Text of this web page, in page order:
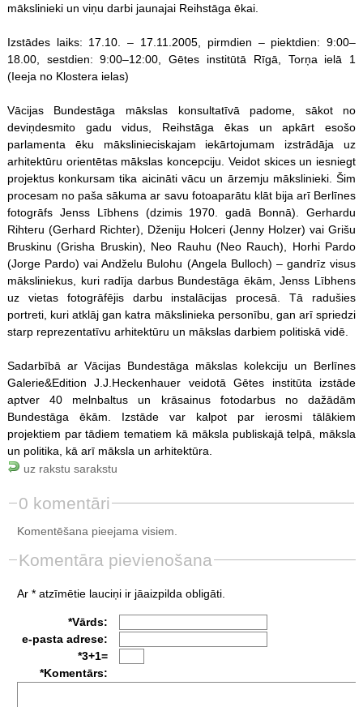
mākslinieki un viņu darbi jaunajai Reihstāga ēkai.
Izstādes laiks: 17.10. – 17.11.2005, pirmdien – piektdien: 9:00–
18.00, sestdien: 9:00–12:00, Gētes institūtā Rīgā, Torņa ielā 1
(Ieeja no Klostera ielas)
Vācijas Bundestāga mākslas konsultatīvā padome, sākot no
deviņdesmito gadu vidus, Reihstāga ēkas un apkārt esošo
parlamenta ēku mākslinieciskajam iekārtojumam izstrādāja uz
arhitektūru orientētas mākslas koncepciju. Veidot skices un iesniegt
projektus konkursam tika aicināti vācu un ārzemju mākslinieki. Šim
procesam no paša sākuma ar savu fotoaparātu klāt bija arī Berlīnes
fotogrāfs Jenss Lībhens (dzimis 1970. gadā Bonnā). Gerhardu
Rihteru (Gerhard Richter), Dženiju Holceri (Jenny Holzer) vai Grišu
Bruskinu (Grisha Bruskin), Neo Rauhu (Neo Rauch), Horhi Pardo
(Jorge Pardo) vai Andželu Bulohu (Angela Bulloch) – gandrīz visus
māksliniekus, kuri radīja darbus Bundestāga ēkām, Jenss Lībhens
uz vietas fotogrāfējis darbu instalācijas procesā. Tā radušies
portreti, kuri atklāj gan katra mākslinieka personību, gan arī spriedzi
starp reprezentatīvu arhitektūru un mākslas darbiem politiskā vidē.
Sadarbībā ar Vācijas Bundestāga mākslas kolekciju un Berlīnes
Galerie&Edition J.J.Heckenhauer veidotā Gētes institūta izstāde
aptver 40 melnbaltus un krāsainus fotodarbus no dažādām
Bundestāga ēkām. Izstāde var kalpot par ierosmi tālākiem
projektiem par tādiem tematiem kā māksla publiskajā telpā, māksla
un politika, kā arī māksla un arhitektūra.
uz rakstu sarakstu
0 komentāri
Komentēšana pieejama visiem.
Komentāra pievienošana
Ar * atzīmētie lauciņi ir jāaizpilda obligāti.
*Vārds:
e-pasta adrese:
*3+1=
*Komentārs: